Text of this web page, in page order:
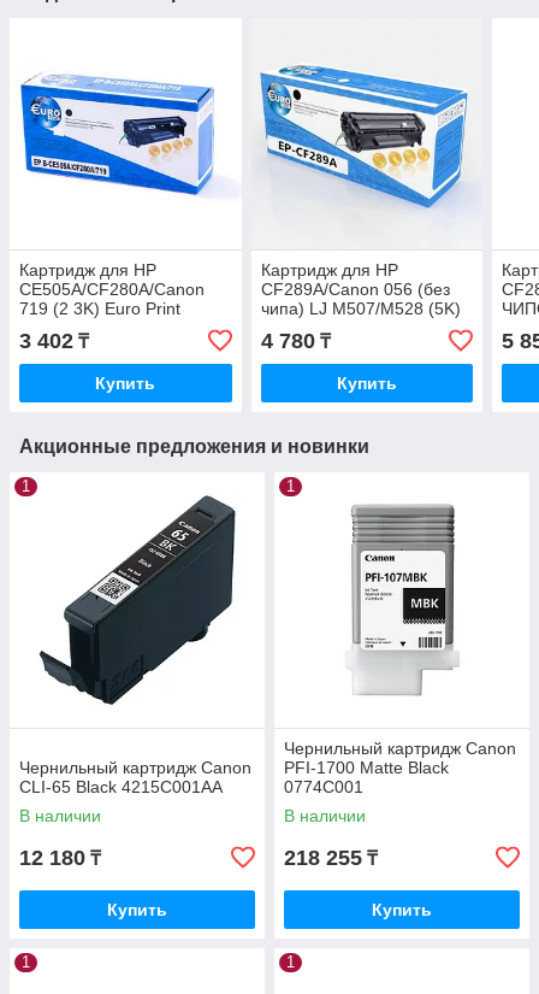
Картридж для HP
CE505A/CF280A/Canon
719 (2 3K) Euro Print
3 402 ₸
Купить
Картридж для HP
CF289A/Canon 056 (без
чипа) LJ M507/M528 (5K)
Euro Print
4 780₸
Купить
5
Акционные предложения и новинки
1
Чернильный картридж Canon
CLI-65 Black 4215C001AA
В наличии
12 180 ₸
Купить
1
Чернильный картридж Canon
PFI-1700 Matte Black
0774C001
В наличии
218 255 ₸
Купить
1 1